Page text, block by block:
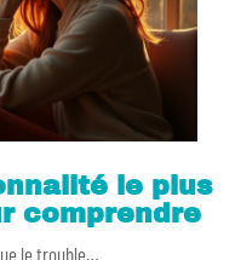
le plus
comprendre
le trouble…